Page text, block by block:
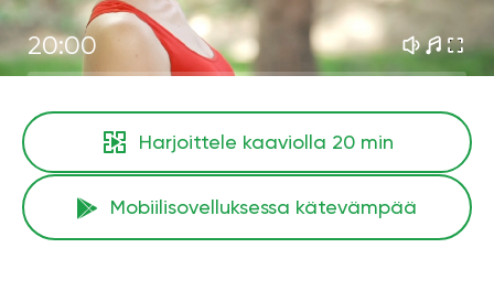
20:00
Harjoittele kaaviolla 20 min
Mobiilisovelluksessa kätevämpää